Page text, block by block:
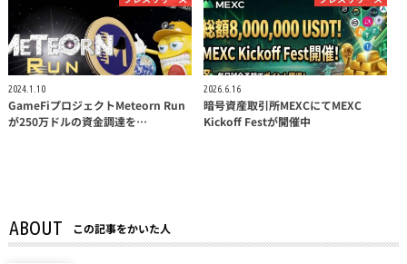
2024.1.10
GameFiプロジェクトMeteorn Run
が250万ドルの資金調達を…
2026.6.16
暗号資産取引所MEXCにてMEXC
Kickoff Festが開催中
ABOUT この記事をかいた人